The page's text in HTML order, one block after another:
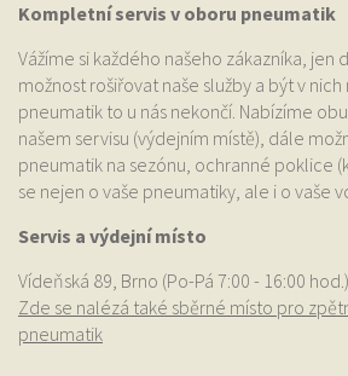
Kompletní servis v oboru pneumatik
Vážíme si každého našeho zákazníka, jen
možnost rošiřovat naše služby a být v
pneumatik to u nás nekončí. Nabízíme
našem servisu (výdejním místě), dále
pneumatik na sezónu, ochranné poklice
se nejen o vaše pneumatiky, ale i o vaše
Servis a výdejní místo
Vídeňská 89, Brno (Po-Pá 7:00 - 16:00 hod.)
Zde se nalézá také sběrné místo pro
pneumatik